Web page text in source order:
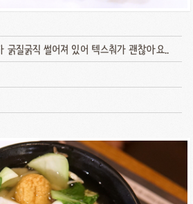
굵질굵직 썰어져 있어 텍스춰가 괜찮아요..